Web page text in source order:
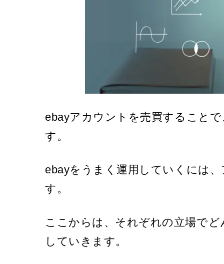
ebayアカウントを売買すること
す。
ebayをうまく運用していくには
す。
ここからは、それぞれの立場で
していきます。